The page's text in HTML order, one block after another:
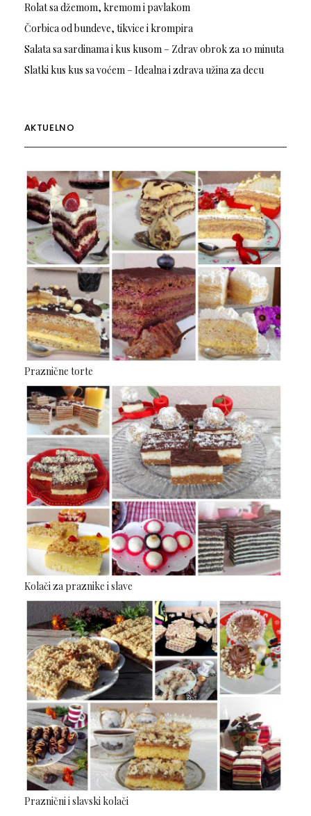
Rolat sa džemom, kremom i pavlakom
Čorbica od bundeve, tikvice i krompira
Salata sa sardinama i kus kusom – Zdrav obrok za 10 minuta
Slatki kus kus sa voćem – Idealna i zdrava užina za decu
AKTUELNO
Praznične torte
Kolači za praznike i slave
Praznični i slavski kolači